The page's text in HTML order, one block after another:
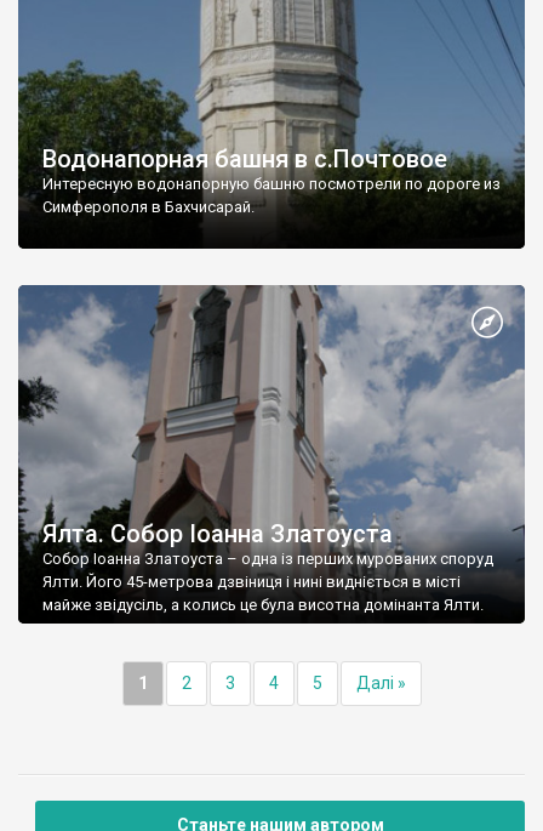
Водонапорная башня в с.Почтовое
Интересную водонапорную башню посмотрели по дороге из
Симферополя в Бахчисарай.
Ялта. Собор Іоанна Златоуста
Собор Іоанна Златоуста – одна із перших мурованих споруд
Ялти. Його 45-метрова дзвіниця і нині видніється в місті
майже звідусіль, а колись це була висотна домінанта Ялти.
1 2 3 4 5 Далі »
Станьте нашим автором